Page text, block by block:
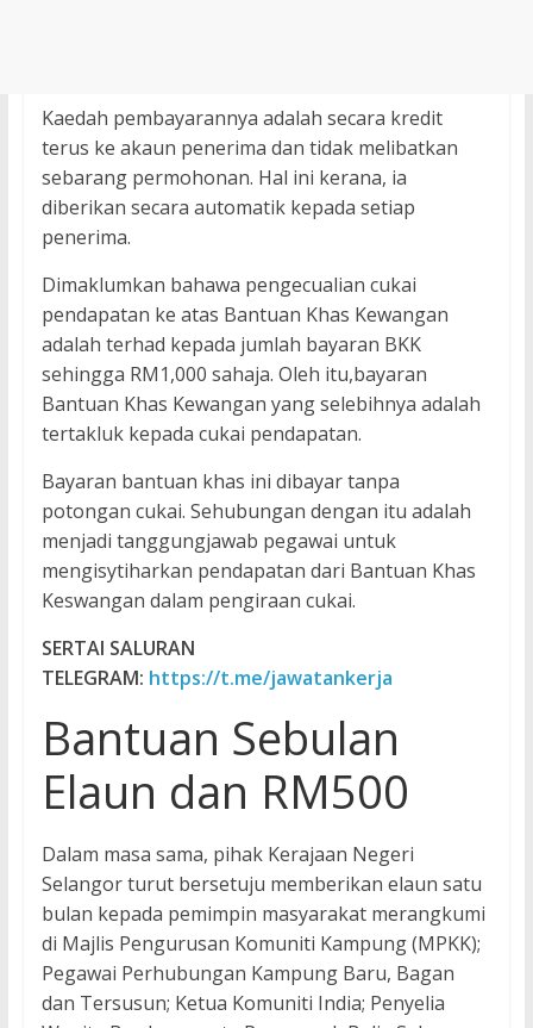
Kaedah pembayarannya adalah secara kredit
terus ke akaun penerima dan tidak melibatkan
sebarang permohonan. Hal ini kerana, ia
diberikan secara automatik kepada setiap
penerima.
Dimaklumkan bahawa pengecualian cukai
pendapatan ke atas Bantuan Khas Kewangan
adalah terhad kepada jumlah bayaran BKK
sehingga RM1,000 sahaja. Oleh itu,bayaran
Bantuan Khas Kewangan yang selebihnya adalah
tertakluk kepada cukai pendapatan.
Bayaran bantuan khas ini dibayar tanpa
potongan cukai. Sehubungan dengan itu adalah
menjadi tanggungjawab pegawai untuk
mengisytiharkan pendapatan dari Bantuan Khas
Keswangan dalam pengiraan cukai.
SERTAI SALURAN
TELEGRAM: https://t.me/jawatankerja
Bantuan Sebulan
Elaun dan RM500
Dalam masa sama, pihak Kerajaan Negeri
Selangor turut bersetuju memberikan elaun satu
bulan kepada pemimpin masyarakat merangkumi
di Majlis Pengurusan Komuniti Kampung (MPKK);
Pegawai Perhubungan Kampung Baru, Bagan
dan Tersusun; Ketua Komuniti India; Penyelia